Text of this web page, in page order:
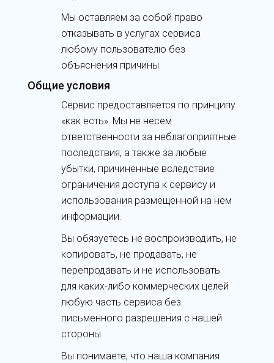
Мы оставляем за собой право
отказывать в услугах сервиса
любому пользователю без
объяснения причины.
Общие условия
Сервис предоставляется по принципу
«как есть». Мы не несем
ответственности за неблагоприятные
последствия, а также за любые
убытки, причиненные вследствие
ограничения доступа к сервису и
использования размещенной на нем
информации.
Вы обязуетесь не воспроизводить, не
копировать, не продавать, не
перепродавать и не использовать
для каких-либо коммерческих целей
любую часть сервиса без
письменного разрешения с нашей
стороны.
Вы понимаете, что наша компания